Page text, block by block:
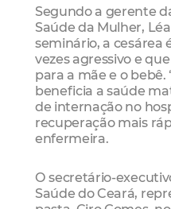
Segundo a gerente
Saúde da Mulher,
seminário, a cesárea
vezes agressivo e
para a mãe e o
beneficia a saúde
de internação no
recuperação mais
enfermeira.
O secretário-
Saúde do Ceará,